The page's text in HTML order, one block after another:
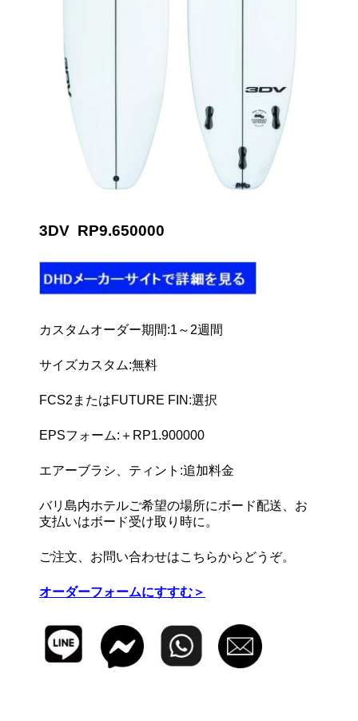
3DV RP9.650000
カスタムオーダー期間:1～2週間
サイズカスタム:無料
FCS2またはFUTURE FIN:選択
EPSフォーム:＋RP1.900000
エアーブラシ、ティント:追加料金
バリ島内ホテルご希望の場所にボード配送、お
支払いはボード受け取り時に。
ご注文、お問い合わせはこちらからどうぞ。
オーダーフォームにすすむ＞